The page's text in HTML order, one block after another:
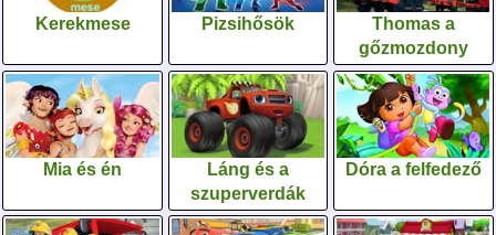
Kerekmese Pizsihősök
Thomas a
gőzmozdony
Mia és én
Láng és a
szuperverdák
Dóra a felfedező